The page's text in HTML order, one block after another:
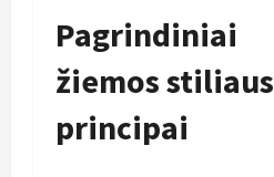
Pagrindiniai
žiemos stiliaus
principai